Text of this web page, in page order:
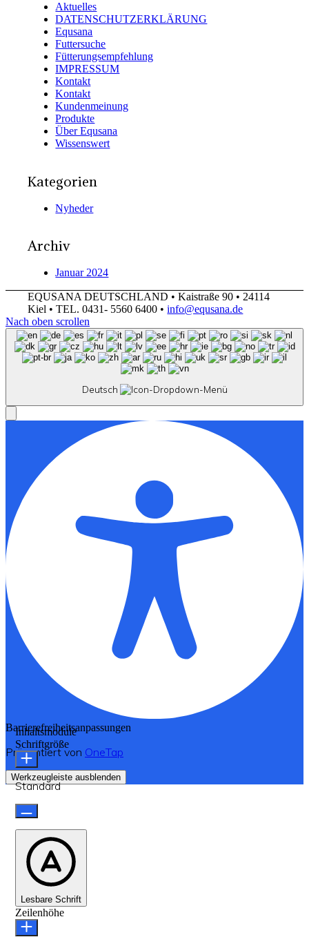
Aktuelles
DATENSCHUTZERKLÄRUNG
Equsana
Futtersuche
Fütterungsempfehlung
IMPRESSUM
Kontakt
Kontakt
Kundenmeinung
Produkte
Über Equsana
Wissenswert
Kategorien
Nyheder
Archiv
Januar 2024
EQUSANA DEUTSCHLAND • Kaistraße 90 • 24114
Kiel • TEL. 0431- 5560 6400 •info@equsana.de
Nach oben scrollen
Deutsch
Barrierefreiheitsanpassungen
Präsentiert von OneTap
Werkzeugleiste ausblenden
Inhaltsmodule
Schriftgröße
Standard
Lesbare Schrift
Zeilenhöhe